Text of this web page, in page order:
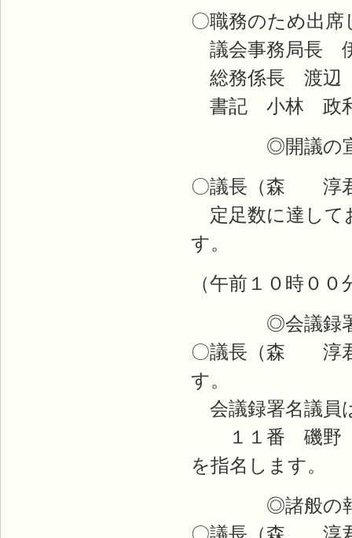
〇職務のため出席
議会事務局
総務係長 渡
書記 小林 政
◎開議の
〇議長（森 淳君
定足数に達して
す。
（午前１０時００
◎会議録署名
〇議長（森 淳君
す。
会議録署名議員
１１番 磯
を指名します。
◎諸般の
〇議長（森 淳君